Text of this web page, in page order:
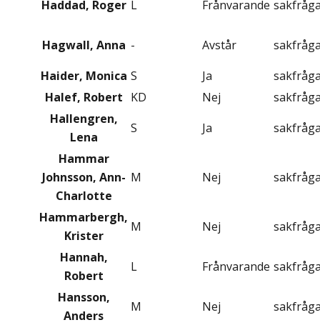
Haddad, Roger L Frånvarande
Hagwall, Anna - Avstår
Haider, Monica S Ja
Halef, Robert KD Nej
Hallengren,
Lena
S Ja
Hammar
Johnsson, Ann-
Charlotte
M Nej
Hammarbergh,
Krister
M Nej
Hannah,
Robert
L Frånvarande
Hansson,
Anders
M Nej